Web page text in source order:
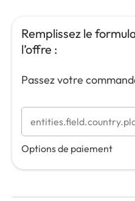
Remplissez le
l’offre :
Passez votre
Options de paiement